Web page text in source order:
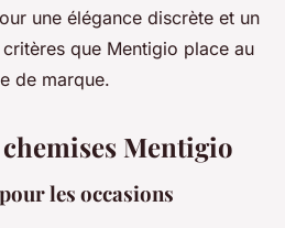
une élégance discrète et un
que Mentigio place au
de marque.
chemises Mentigio
les occasions